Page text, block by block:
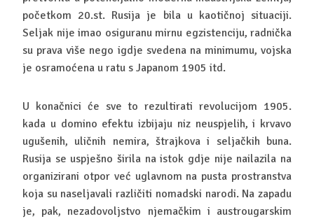
početkom 20.st. Rusija je bila u kaotičnoj situaciji.
Seljak nije imao osiguranu mirnu egzistenciju, radnička
su prava više nego igdje svedena na minimumu, vojska
je osramoćena u ratu s Japanom 1905 itd.
U konačnici će sve to rezultirati revolucijom 1905.
kada u domino efektu izbijaju niz neuspjelih, i krvavo
ugušenih, uličnih nemira, štrajkova i seljačkih buna.
Rusija se uspješno širila na istok gdje nije nailazila na
organizirani otpor već uglavnom na pusta prostranstva
koja su naseljavali različiti nomadski narodi. Na zapadu
je, pak, nezadovoljstvo njemačkim i austrougarskim